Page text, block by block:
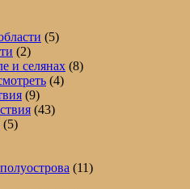
(5)
(2)
и селянах (8)
(4)
(9)
(43)
(5)
(11)